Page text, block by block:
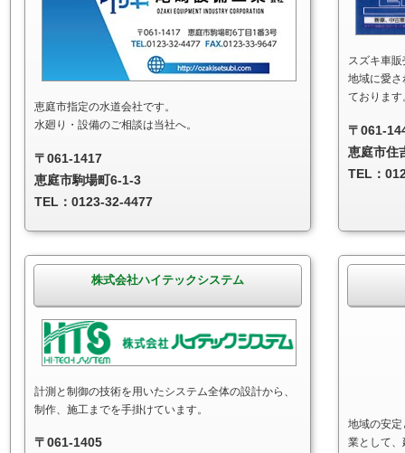
恵庭市指定の水道会社です。
水廻り・設備のご相談は当社へ。
〒061-1417
恵庭市駒場町6-1-3
TEL：0123-32-4477
スズキ車販
地域に愛
ておりま
〒061-
恵庭市住
TEL：
株式会社ハイテックシステム
計測と制御の技術を用いたシステム全体の設計から、
制作、施工までを手掛けています。
〒061-1405
地域の安
業として